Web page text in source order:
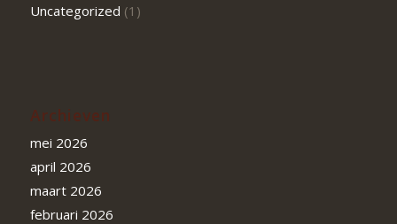
Uncategorized (1)
Archieven
mei 2026
april 2026
maart 2026
februari 2026